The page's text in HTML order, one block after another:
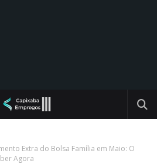
Extra do Bolsa Família em Maio: O
Agora